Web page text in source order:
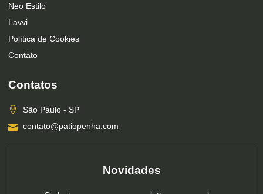
Neo Estilo
Lavvi
Política de Cookies
Contato
Contatos
São Paulo - SP
contato@patiopenha.com
Novidades